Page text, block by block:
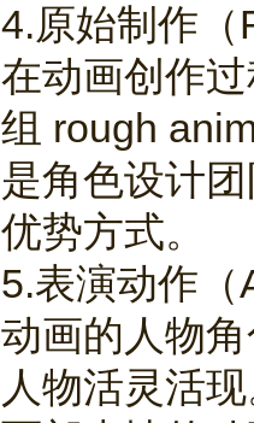
4.原始制作
在动画创作
组 rough
是角色设计
优势方式。
5.表演动作
动画的人物
人物活灵活